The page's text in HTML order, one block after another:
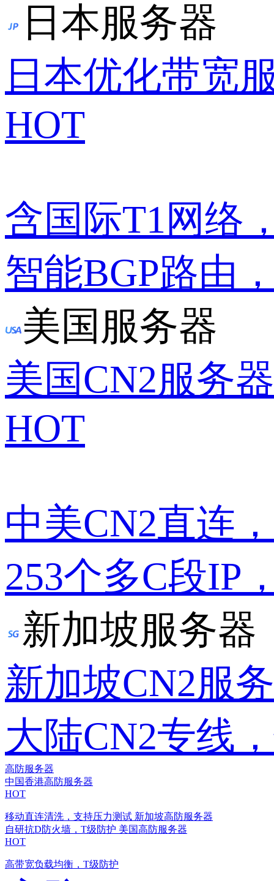
日本服务器
日本优化带宽
HOT
含国际T1网络
智能BGP路由
美国服务器
美国CN2服务器
HOT
中美CN2直连
253个多C段IP
新加坡服务器
新加坡CN2服
大陆CN2专线
高防服务器
中国香港高防服务器
HOT
移动直连清洗，支持压力测试 新加坡高防服务器
自研抗D防火墙，T级防护 美国高防服务器
HOT
高带宽负载均衡，T级防护